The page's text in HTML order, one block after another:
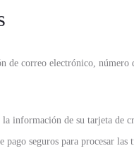
de correo electrónico,
información de su tarjeta de
seguros para procesar las